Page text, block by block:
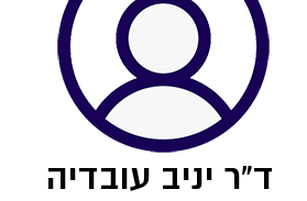
ד"ר יניב עובדיה